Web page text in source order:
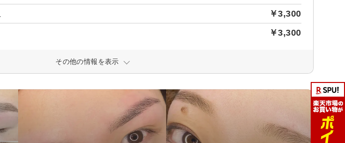
￥3,300
￥3,300
その他の情報を表示